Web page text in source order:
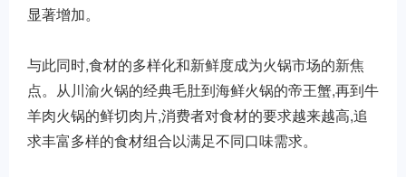
显著增加。
与此同时,食材的多样化和新鲜度成为火锅市场的新焦
点。从川渝火锅的经典毛肚到海鲜火锅的帝王蟹,再到牛
羊肉火锅的鲜切肉片,消费者对食材的要求越来越高,追
求丰富多样的食材组合以满足不同口味需求。